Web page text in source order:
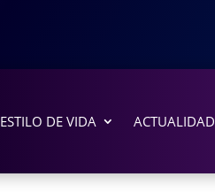
ESTILO DE VIDA ACTUALIDAD